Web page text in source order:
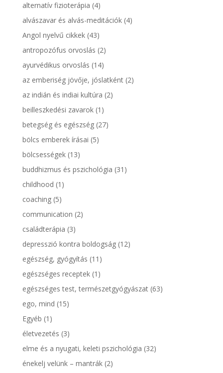
alternatív fizioterápia (4)
alvászavar és alvás-meditációk(4)
Angol nyelvű cikkek(43)
antropozófus orvoslás (2)
ayurvédikus orvoslás (14)
az emberiség jövője, jóslatként(2)
az indián és indiai kultúra (2)
beilleszkedési zavarok(1)
betegség és egészség(27)
bölcs emberek írásai (5)
bölcsességek(13)
buddhizmus és pszichológia (31)
childhood (1)
coaching(5)
communication (2)
családterápia (3)
depresszió kontra boldogság(12)
egészség, gyógyítás (11)
egészséges receptek(1)
egészséges test, természetgyógyászat(63)
ego, mind (15)
Egyéb (1)
életvezetés (3)
elme és a nyugati, keleti pszichológia (32)
énekelj velünk – mantrák(2)